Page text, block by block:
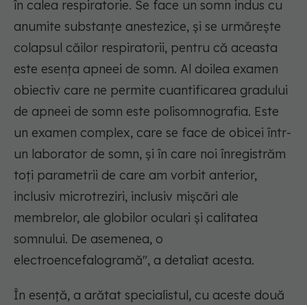
în calea respiratorie. Se face un somn indus cu
anumite substanțe anestezice, și se urmărește
colapsul căilor respiratorii, pentru că aceasta
este esența apneei de somn. Al doilea examen
obiectiv care ne permite cuantificarea gradului
de apneei de somn este polisomnografia. Este
un examen complex, care se face de obicei într-
un laborator de somn, și în care noi înregistrăm
toți parametrii de care am vorbit anterior,
inclusiv microtreziri, inclusiv mișcări ale
membrelor, ale globilor oculari și calitatea
somnului. De asemenea, o
electroencefalogramă", a detaliat acesta.
În esență, a arătat specialistul, cu aceste două